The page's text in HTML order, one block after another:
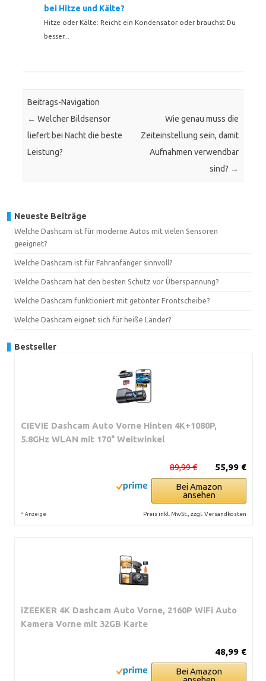
bei Hitze und Kälte?
Hitze oder Kälte: Reicht ein Kondensator oder brauchst Du
besser...
Beitrags-Navigation
← Welcher Bildsensor
liefert bei Nacht die beste
Leistung?
Wie genau muss die
Zeiteinstellung sein, damit
Aufnahmen verwendbar
sind? →
Neueste Beiträge
Welche Dashcam ist für moderne Autos mit vielen Sensoren
geeignet?
Welche Dashcam ist für Fahranfänger sinnvoll?
Welche Dashcam hat den besten Schutz vor Überspannung?
Welche Dashcam funktioniert mit getönter Frontscheibe?
Welche Dashcam eignet sich für heiße Länder?
Bestseller
CIEVIE Dashcam Auto Vorne Hinten 4K+1080P,
5.8GHz WLAN mit 170° Weitwinkel
55,99 €
89,99 €
Bei Amazon
ansehen
* Anzeige Preis inkl. MwSt., zzgl. Versandkosten
iZEEKER 4K Dashcam Auto Vorne, 2160P WiFi Auto
Kamera Vorne mit 32GB Karte
48,99 €
Bei Amazon